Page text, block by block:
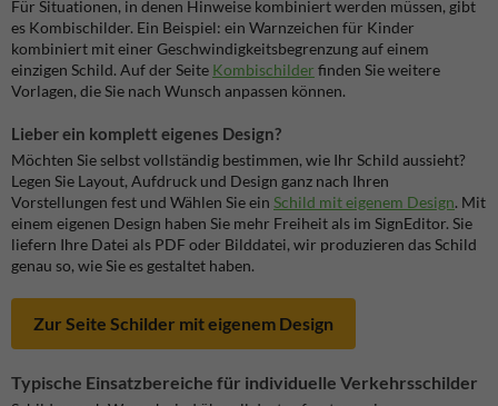
Für Situationen, in denen Hinweise kombiniert werden müssen, gibt
es Kombischilder. Ein Beispiel: ein Warnzeichen für Kinder
kombiniert mit einer Geschwindigkeitsbegrenzung auf einem
einzigen Schild. Auf der Seite Kombischilder finden Sie weitere
Vorlagen, die Sie nach Wunsch anpassen können.
Lieber ein komplett eigenes Design?
Möchten Sie selbst vollständig bestimmen, wie Ihr Schild aussieht?
Legen Sie Layout, Aufdruck und Design ganz nach Ihren
Vorstellungen fest und Wählen Sie ein Schild mit eigenem Design. Mit
einem eigenen Design haben Sie mehr Freiheit als im SignEditor. Sie
liefern Ihre Datei als PDF oder Bilddatei, wir produzieren das Schild
genau so, wie Sie es gestaltet haben.
Zur Seite Schilder mit eigenem Design
Typische Einsatzbereiche für individuelle Verkehrsschilder